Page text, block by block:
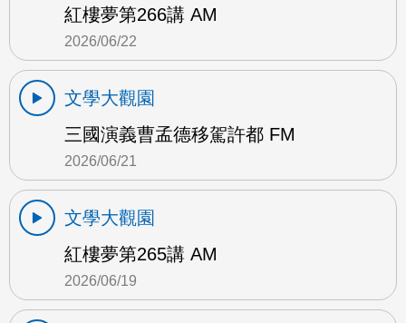
紅樓夢第266講 AM
2026/06/22
文學大觀園
三國演義曹孟德移駕許都 FM
2026/06/21
文學大觀園
紅樓夢第265講 AM
2026/06/19